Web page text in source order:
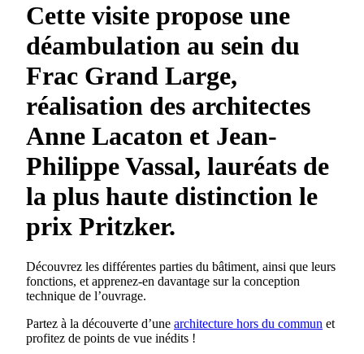
Cette visite propose une
déambulation au sein du
Frac Grand Large,
réalisation des architectes
Anne Lacaton et Jean-
Philippe Vassal, lauréats de
la plus haute distinction le
prix Pritzker.
Découvrez les différentes parties du bâtiment, ainsi que leurs
fonctions, et apprenez-en davantage sur la conception
technique de l’ouvrage.
Partez à la découverte d’une architecture hors du commun et
profitez de points de vue inédits !